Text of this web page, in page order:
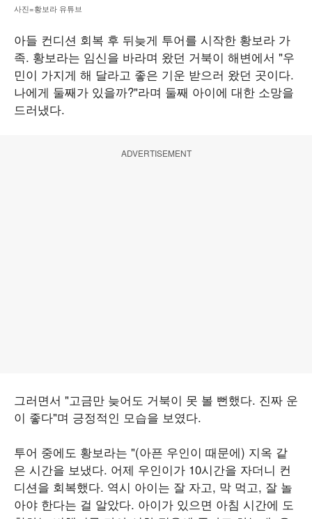
사진=황보라 유튜브
아들 컨디션 회복 후 뒤늦게 투어를 시작한 황보라 가
족. 황보라는 임신을 바라며 왔던 거북이 해변에서 "우
민이 가지게 해 달라고 좋은 기운 받으러 왔던 곳이다.
나에게 둘째가 있을까?"라며 둘째 아이에 대한 소망을
드러냈다.
ADVERTISEMENT
그러면서 "고금만 늦어도 거북이 못 볼 뻔했다. 진짜 운
이 좋다"며 긍정적인 모습을 보였다.
투어 중에도 황보라는 "(아픈 우인이 때문에) 지옥 같
은 시간을 보냈다. 어제 우인이가 10시간을 자더니 컨
디션을 회복했다. 역시 아이는 잘 자고, 막 먹고, 잘 놀
아야 한다는 걸 알았다. 아이가 있으면 아침 시간에 도